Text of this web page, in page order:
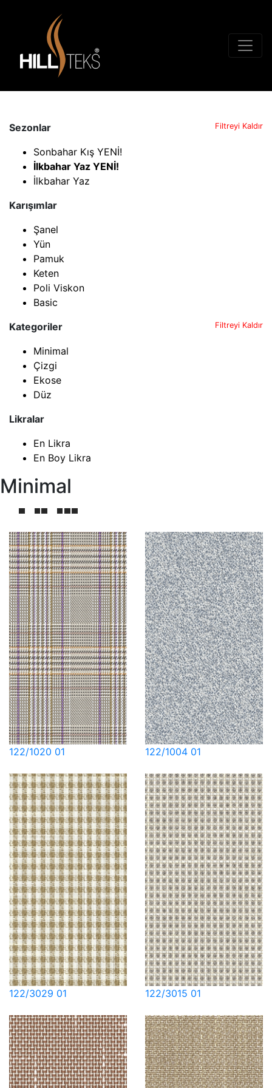
Sezonlar Filtreyi Kaldır
Sonbahar Kış YENİ!
İlkbahar Yaz YENİ!
İlkbahar Yaz
Karışımlar
Şanel
Yün
Pamuk
Keten
Poli Viskon
Basic
Kategoriler
Filtreyi Kaldır
Minimal
Çizgi
Ekose
Düz
Likralar
En Likra
En Boy Likra
Minimal
122/1020 01 122/1004 01
122/3029 01 122/3015 01